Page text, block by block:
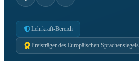
Lehrkraft-Bereich
Preisträger des Europäischen Sprachensiegels